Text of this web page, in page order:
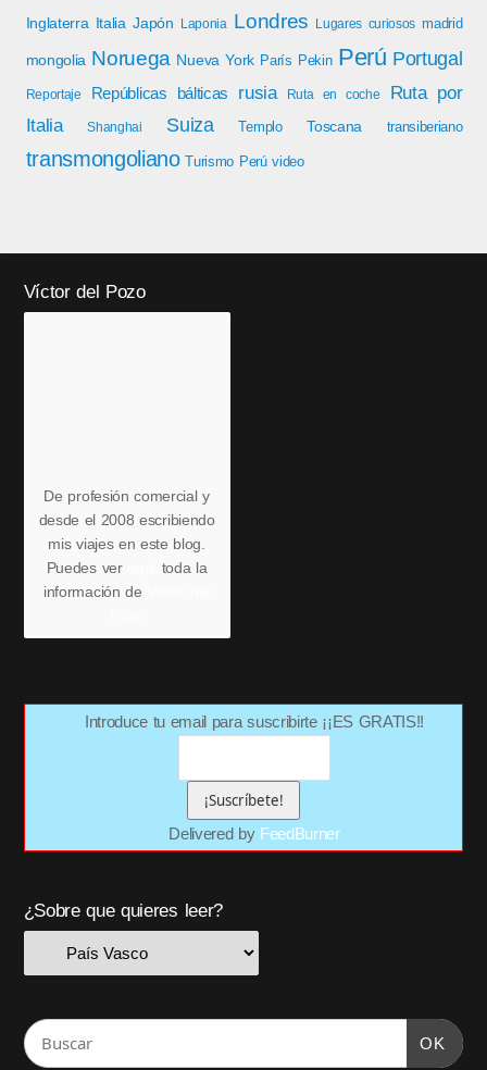
Inglaterra Italia Japón Laponia Londres Lugares curiosos madrid
mongolia Noruega Nueva York París Pekin Perú Portugal
Reportaje Repúblicas bálticas rusia Ruta en coche
Ruta por
Italia
Shanghai Suiza Templo Toscana transiberiano
transmongoliano Turismo Perú video
Víctor del Pozo
De profesión comercial y
desde el 2008 escribiendo
mis viajes en este blog.
Puedes ver
toda la
información de
Introduce tu email para suscribirte ¡¡ES GRATIS!!
Delivered by FeedBurner
¿Sobre que quieres leer?
OK